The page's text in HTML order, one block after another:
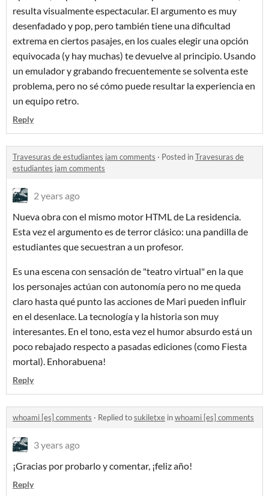
resulta visualmente espectacular. El argumento es muy
desenfadado y pop, pero también tiene una dificultad
extrema en ciertos pasajes, en los cuales elegir una opción
equivocada (y hay muchas) te devuelve al principio. Usando
un emulador y grabando frecuentemente se solventa este
problema, pero no sé cómo puede resultar la experiencia en
un equipo retro.
Reply
Travesuras de estudiantes jam comments · Posted inTravesuras de
estudiantes jam comments
2 years ago
Nueva obra con el mismo motor HTML de La residencia.
Esta vez el argumento es de terror clásico: una pandilla de
estudiantes que secuestran a un profesor.
Es una escena con sensación de "teatro virtual" en la que
los personajes actúan con autonomía pero no me queda
claro hasta qué punto las acciones de Mari pueden influir
en el desenlace. La tecnología y la historia son muy
interesantes. En el tono, esta vez el humor absurdo está un
poco rebajado respecto a pasadas ediciones (como Fiesta
mortal). Enhorabuena!
Reply
whoami [es] comments · Replied tosukiletxe inwhoami [es] comments
3 years ago
¡Gracias por probarlo y comentar, ¡feliz año!
Reply